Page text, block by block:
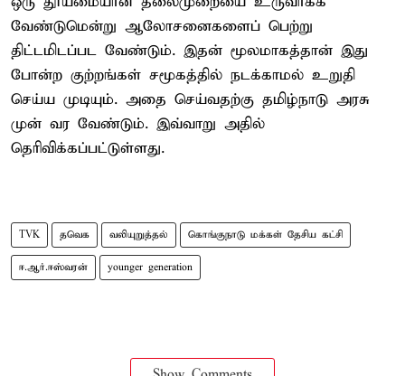
வேண்டுமென்று ஆலோசனைகளைப் பெற்று
திட்டமிடப்பட வேண்டும். இதன் மூலமாகத்தான் இது
போன்ற குற்றங்கள் சமூகத்தில் நடக்காமல் உறுதி
செய்ய முடியும். அதை செய்வதற்கு தமிழ்நாடு அரசு
முன் வர வேண்டும். இவ்வாறு அதில்
தெரிவிக்கப்பட்டுள்ளது.
TVK தவெக வலியுறுத்தல் கொங்குநாடு மக்கள் தேசிய கட்சி
ஈ.ஆர்.ஈஸ்வரன் younger generation